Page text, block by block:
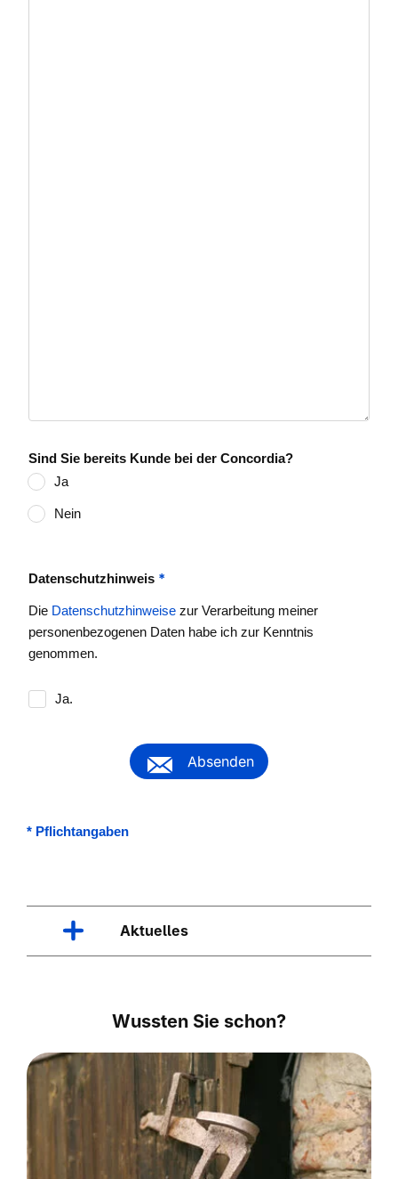
Sind Sie bereits Kunde bei der Concordia?
Ja
Nein
Datenschutzhinweis *
Die Datenschutzhinweise zur Verarbeitung meiner
personenbezogenen Daten habe ich zur Kenntnis
genommen.
Ja.
Absenden
* Pflichtangaben
Aktuelles
Wussten Sie schon?